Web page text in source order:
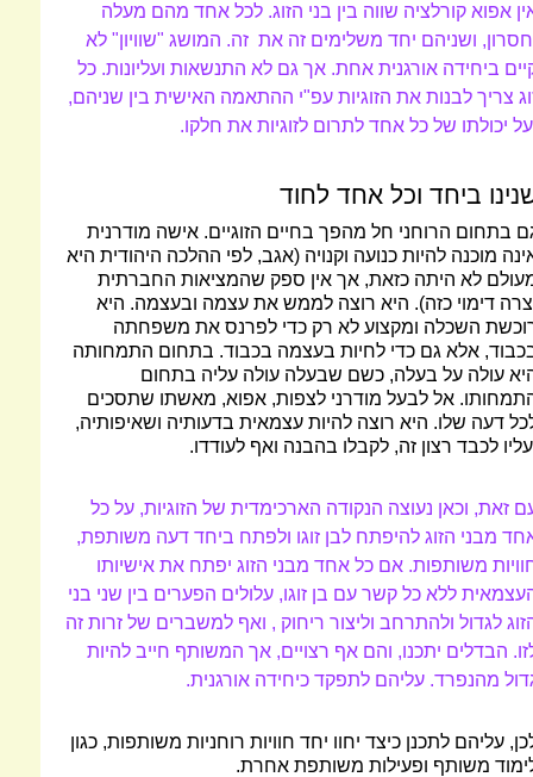
אפוא קורלציה שווה בין בני הזוג. לכל אחד מהם מעלה
ושניהם יחד משלימים זה את זה. המושג "שוויון" לא
ביחידה אורגנית אחת. אך גם לא התנשאות ועליונות. כל
צריך לבנות את הזוגיות עפ"י ההתאמה האישית בין שניהם,
יכולתו של כל אחד לתרום לזוגיות את חלקו.
ביחד וכל אחד לחוד
בתחום הרוחני חל מהפך בחיים הזוגיים. אישה מודרנית
מוכנה להיות כנועה וקנויה (אגב, לפי ההלכה היהודית היא
לא היתה כזאת, אך אין ספק שהמציאות החברתית
דימוי כזה). היא רוצה לממש את עצמה ובעצמה. היא
השכלה ומקצוע לא רק כדי לפרנס את משפחתה
אלא גם כדי לחיות בעצמה בכבוד. בתחום התמחותה
עולה על בעלה, כשם שבעלה עולה עליה בתחום
אל לבעל מודרני לצפות, אפוא, מאשתו שתסכים
דעה שלו. היא רוצה להיות עצמאית בדעותיה ושאיפותיה,
לכבד רצון זה, לקבלו בהבנה ואף לעודדו.
זאת, וכאן נעוצה הנקודה הארכימדית של הזוגיות, על כל
מבני הזוג להיפתח לבן זוגו ולפתח ביחד דעה משותפת,
משותפות. אם כל אחד מבני הזוג יפתח את אישיותו
ללא כל קשר עם בן זוגו, עלולים הפערים בין שני בני
לגדול ולהתרחב וליצור ריחוק , ואף למשברים של זרות זה
הבדלים יתכנו, והם אף רצויים, אך המשותף חייב להיות
מהנפרד. עליהם לתפקד כיחידה אורגנית.
עליהם לתכנן כיצד יחוו יחד חוויות רוחניות משותפות, כגון
משותף ופעילות משותפת אחרת.